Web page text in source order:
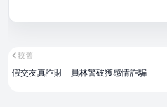
較舊
假交友真詐財 員林警破獲感情詐騙